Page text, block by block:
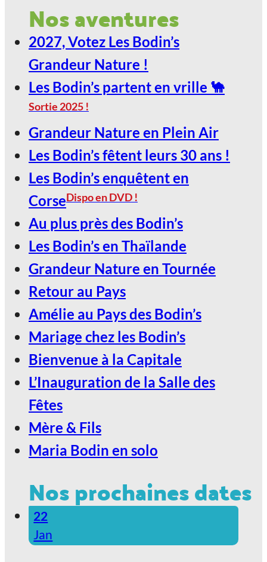
Nature !
29
Jan
LE SCARABÉE / ROANNE
2027, Votez Les Bodin’s Grandeur
Nature !
30
Jan
LE SCARABÉE / ROANNE
2027, Votez Les Bodin’s Grandeur
Nature !
Nos aventures
2027, Votez Les Bodin’s
Grandeur Nature !
Les Bodin’s partent en vrille 🐪
Sortie 2025 !
Grandeur Nature en Plein Air
Les Bodin’s fêtent leurs 30 ans !
Les Bodin’s enquêtent en
CorseDispo en DVD !
Au plus près des Bodin’s
Les Bodin’s en Thaïlande
Grandeur Nature en Tournée
Retour au Pays
Amélie au Pays des Bodin’s
Mariage chez les Bodin’s
Bienvenue à la Capitale
L’Inauguration de la Salle des
Fêtes
Mère & Fils
Maria Bodin en solo
Nos prochaines dates
22
Jan